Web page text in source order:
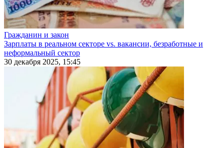
Гражданин и закон
Зарплаты в реальном секторе vs. вакансии, безработные и
неформальный сектор
30 декабря 2025, 15:45